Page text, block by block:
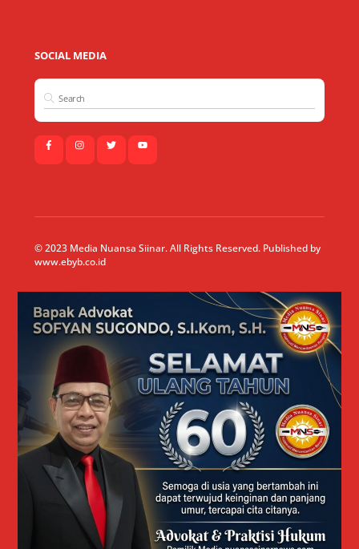
SOCIAL MEDIA
© 2023 Media Nuansa Siinar. All Rights Reserved. Published by
www.ebyb.co.id